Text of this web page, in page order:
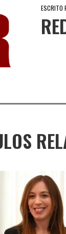
ESCRITO